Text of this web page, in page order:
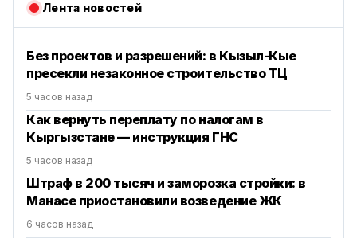
Лента новостей
Без проектов и разрешений: в Кызыл-Кые
пресекли незаконное строительство ТЦ
5 часов назад
Как вернуть переплату по налогам в
Кыргызстане — инструкция ГНС
5 часов назад
Штраф в 200 тысяч и заморозка стройки: в
Манасе приостановили возведение ЖК
6 часов назад